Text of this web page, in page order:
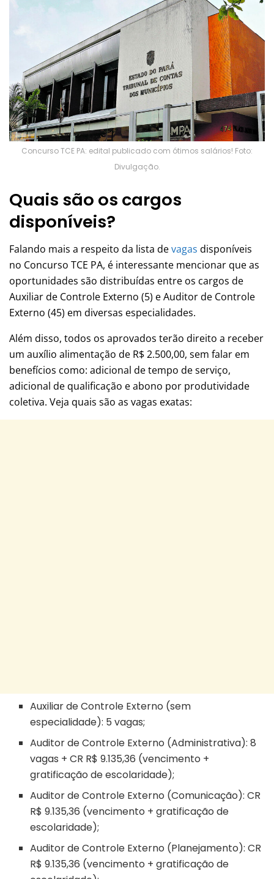
Concurso TCE PA: edital publicado com ótimos salários! Foto:
Divulgação.
Quais são os cargos
disponíveis?
Falando mais a respeito da lista devagas disponíveis
no Concurso TCE PA, é interessante mencionar que as
oportunidades são distribuídas entre os cargos de
Auxiliar de Controle Externo (5) e Auditor de Controle
Externo (45) em diversas especialidades.
Além disso, todos os aprovados terão direito a receber
um auxílio alimentação de R$ 2.500,00, sem falar em
benefícios como: adicional de tempo de serviço,
adicional de qualificação e abono por produtividade
coletiva. Veja quais são as vagas exatas:
Auxiliar de Controle Externo (sem
especialidade): 5 vagas;
Auditor de Controle Externo (Administrativa): 8
vagas + CR R$ 9.135,36 (vencimento +
gratificação de escolaridade);
Auditor de Controle Externo (Comunicação): CR
R$ 9.135,36 (vencimento + gratificação de
escolaridade);
Auditor de Controle Externo (Planejamento): CR
R$ 9.135,36 (vencimento + gratificação de